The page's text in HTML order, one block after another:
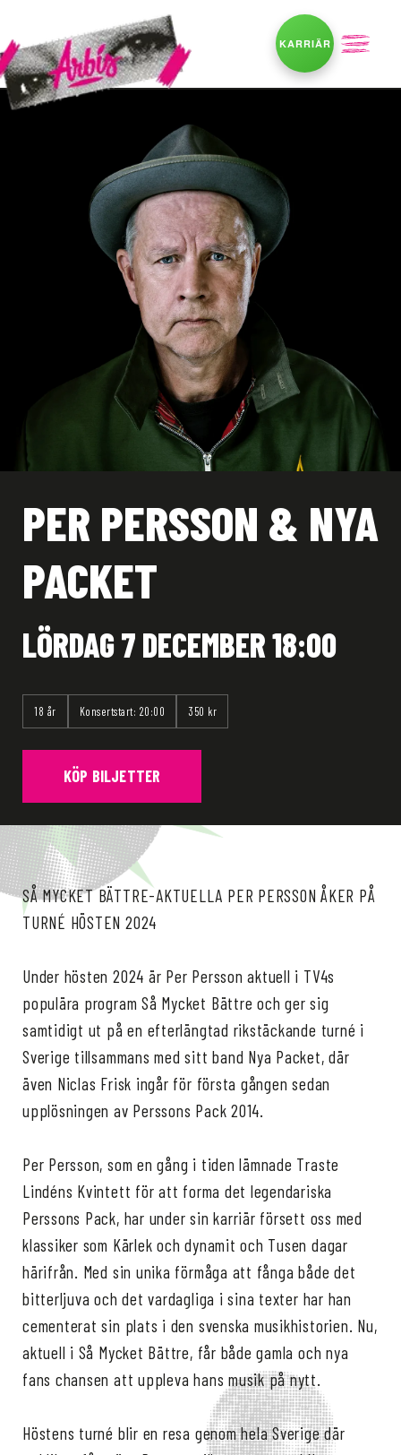
PER PERSSON & NYA
PACKET
LÖRDAG 7 DECEMBER 18:00
18 år Konsertstart: 20:00 350 kr
KÖP BILJETTER
SÅ MYCKET BÄTTRE-AKTUELLA PER PERSSON ÅKER PÅ
TURNÉ HÖSTEN 2024
Under hösten 2024 är Per Persson aktuell i TV4s
populära program Så Mycket Bättre och ger sig
samtidigt ut på en efterlängtad rikstäckande turné i
Sverige tillsammans med sitt band Nya Packet, där
även Niclas Frisk ingår för första gången sedan
upplösningen av Perssons Pack 2014.
Per Persson, som en gång i tiden lämnade Traste
Lindéns Kvintett för att forma det legendariska
Perssons Pack, har under sin karriär försett oss med
klassiker som Kärlek och dynamit och Tusen dagar
härifrån. Med sin unika förmåga att fånga både det
bitterljuva och det vardagliga i sina texter har han
cementerat sin plats i den svenska musikhistorien. Nu,
aktuell i Så Mycket Bättre, får både gamla och nya
fans chansen att uppleva hans musik på nytt.
Höstens turné blir en resa genom hela Sverige där
KARRIÄR